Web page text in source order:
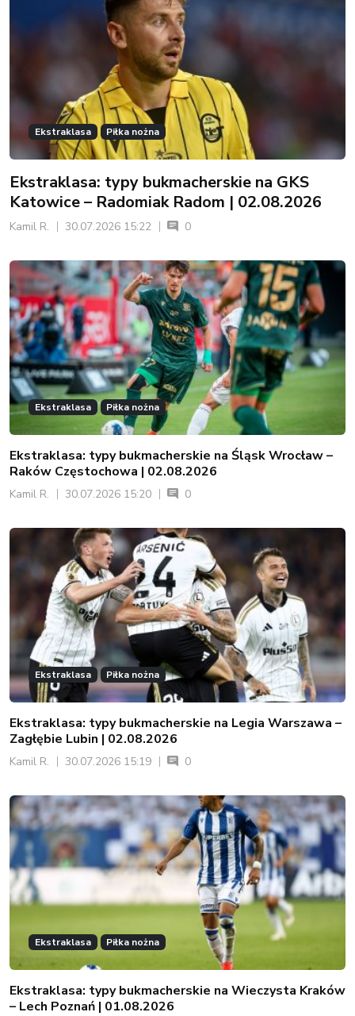
Ekstraklasa Piłka nożna
Ekstraklasa: typy bukmacherskie na GKS
Katowice – Radomiak Radom | 02.08.2026
Kamil R. 30.07.2026 15:22 0
Ekstraklasa Piłka nożna
Ekstraklasa: typy bukmacherskie na Śląsk Wrocław –
Raków Częstochowa | 02.08.2026
Kamil R. 30.07.2026 15:20 0
Ekstraklasa Piłka nożna
Ekstraklasa: typy bukmacherskie na Legia Warszawa –
Zagłębie Lubin | 02.08.2026
Kamil R. 30.07.2026 15:19 0
Ekstraklasa Piłka nożna
Ekstraklasa: typy bukmacherskie na Wieczysta Kraków
– Lech Poznań | 01.08.2026